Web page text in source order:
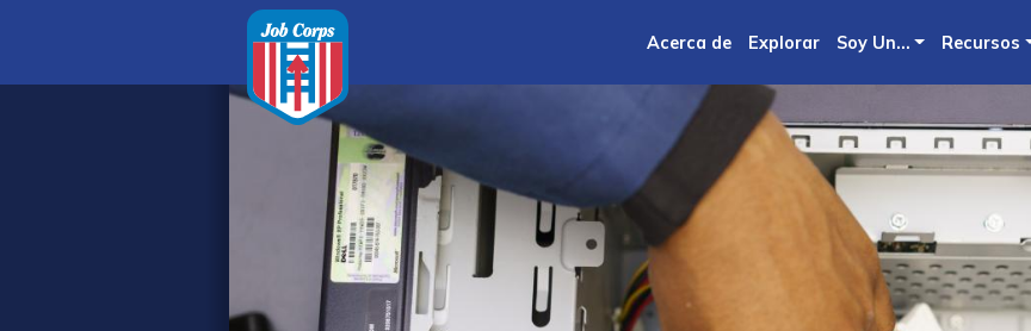
to
Acerca de Explorar Soy Un... Recursos